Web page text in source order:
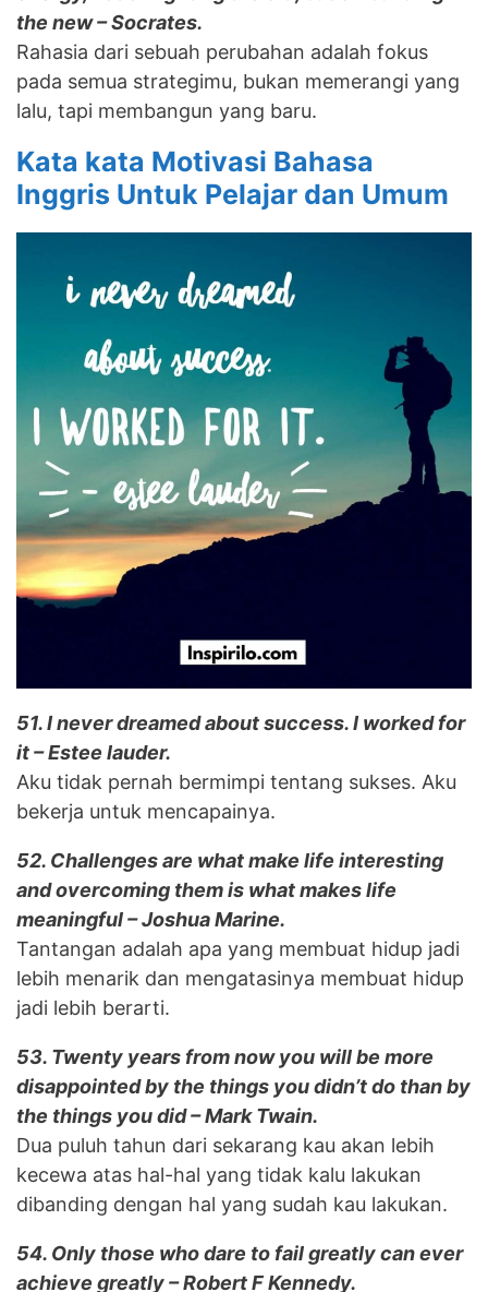
the new – Socrates.
Rahasia dari sebuah perubahan adalah fokus
pada semua strategimu, bukan memerangi yang
lalu, tapi membangun yang baru.
Kata kata Motivasi Bahasa
Inggris Untuk Pelajar dan Umum
51. I never dreamed about success. I worked for
it – Estee lauder.
Aku tidak pernah bermimpi tentang sukses. Aku
bekerja untuk mencapainya.
52. Challenges are what make life interesting
and overcoming them is what makes life
meaningful – Joshua Marine.
Tantangan adalah apa yang membuat hidup jadi
lebih menarik dan mengatasinya membuat hidup
jadi lebih berarti.
53. Twenty years from now you will be more
disappointed by the things you didn’t do than by
the things you did – Mark Twain.
Dua puluh tahun dari sekarang kau akan lebih
kecewa atas hal-hal yang tidak kalu lakukan
dibanding dengan hal yang sudah kau lakukan.
54. Only those who dare to fail greatly can ever
achieve greatly – Robert F Kennedy.